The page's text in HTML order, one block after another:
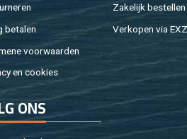
be­ta­len
voor­waar­den
en coo­kies
Za­ke­lijk be­stel­len
Ver­ko­pen via
ONS